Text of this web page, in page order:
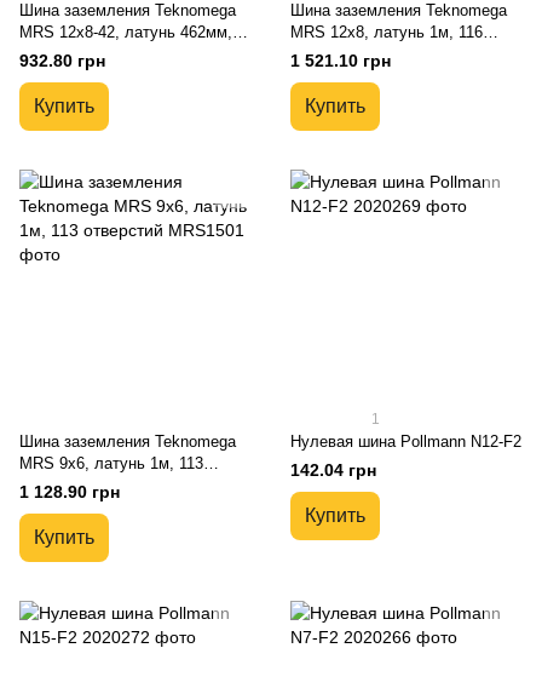
Шина заземления Teknomega
MRS 12x8-42, латунь 462мм,
42 отверстий
932.80 грн
Купить
Шина заземления Teknomega
MRS 12x8, латунь 1м, 116
отверстий
1 521.10 грн
Купить
Шина заземления Teknomega
MRS 9x6, латунь 1м, 113
отверстий
1 128.90 грн
Купить
1
Нулевая шина Pollmann N12-F2
142.04 грн
Купить